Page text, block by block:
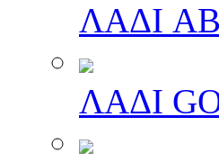
ΛΑΔΙ
ΛΑΔΙ